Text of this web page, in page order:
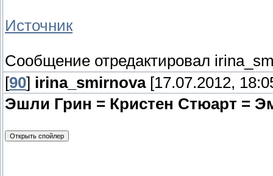
Источник
Сообщение отредактировал
[90] irina_smirnova[17.07.2012,
Эшли Грин = Кристен Стюарт =